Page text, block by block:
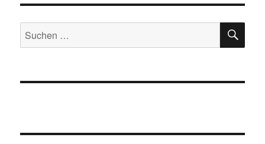
Suchen
nach: